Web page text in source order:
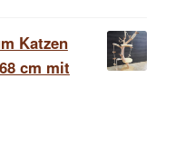
Katzen
cm mit